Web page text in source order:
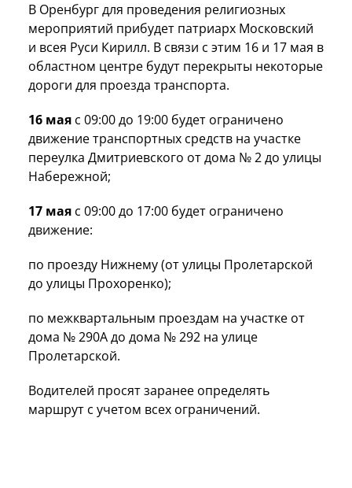
В Оренбург для проведения религиозных
мероприятий прибудет патриарх Московский
и всея Руси Кирилл. В связи с этим 16 и 17 мая в
областном центре будут перекрыты некоторые
дороги для проезда транспорта.
16 мая с 09:00 до 19:00 будет ограничено
движение транспортных средств на участке
переулка Дмитриевского от дома № 2 до улицы
Набережной;
17 мая с 09:00 до 17:00 будет ограничено
движение:
по проезду Нижнему (от улицы Пролетарской
до улицы Прохоренко);
по межквартальным проездам на участке от
дома № 290А до дома № 292 на улице
Пролетарской.
Водителей просят заранее определять
маршрут с учетом всех ограничений.